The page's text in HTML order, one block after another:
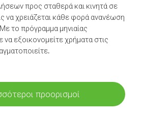
προς σταθερά και κινητά σε
να χρειάζεται κάθε φορά ανανέωση
το πρόγραμμα μηνιαίας
εξοικονομείτε χρήματα στις
προορισμοί